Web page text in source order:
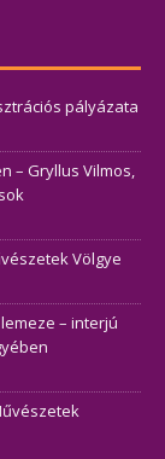
pályázata
– Gryllus Vilmos,
Völgye
– interjú